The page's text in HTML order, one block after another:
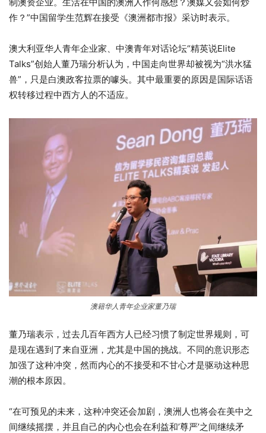
制澳资企业。生活在中国的澳洲人作何感想？澳媒又会如何炒
作？”中国留学生范辉在接受《澳洲都市报》采访时表示。
澳大利亚华人青年企业家、中澳青年对话论坛“精英说Elite
Talks”创始人董乃瑞分析认为，中国走向世界却被视为“洪水猛
兽”，只是白澳政客拉票的噱头。其中最重要的原因是国际话语
权转移过程中西方人的不适应。
澳籍华人青年企业家董乃瑞
董乃瑞表示，过去几百年西方人已经习惯了制定世界规则，可
是现在遇到了来自亚洲，尤其是中国的挑战。不同的意识形态
加强了这种冲突，然而内心的不接受和不甘心才是驱动这种思
潮的根本原因。
“在可预见的未来，这种冲突还会加剧，澳洲人也将会在美中之
间继续摇摆，并且自己的内心也会在利益和’尊严’之间继续矛